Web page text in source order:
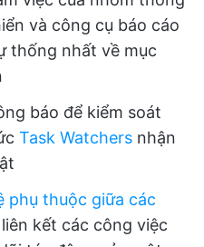
và công cụ báo cáo
thống nhất về mục
báo để kiểm soát
Task Watchers nhận
phụ thuộc giữa các
kết các công việc